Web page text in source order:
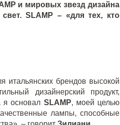
и мировых звезд дизайна
свет.SLAMP – «для тех, кто
итальянских брендов высокой
дизайнерский продукт,
я основал SLAMP, моей целью
лампы, способные